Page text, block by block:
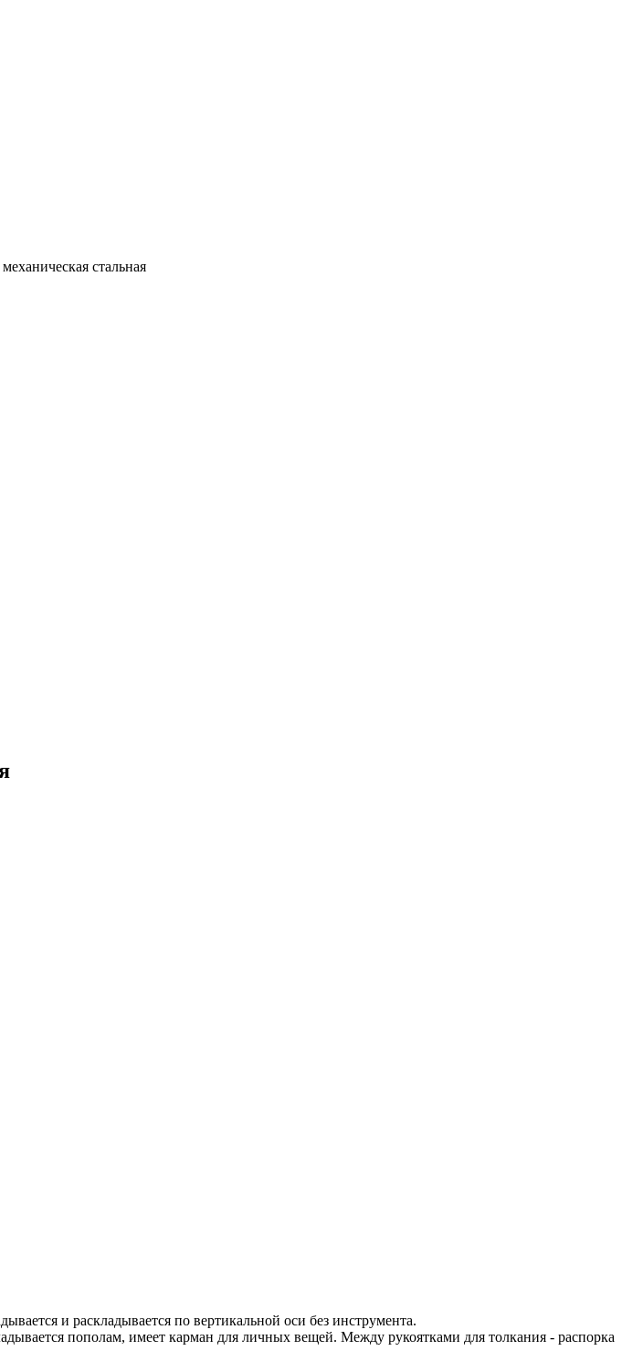
стальная
и раскладывается по вертикальной оси без инструмента.
пополам, имеет карман для личных вещей. Между рукоятками для толкания - распорка